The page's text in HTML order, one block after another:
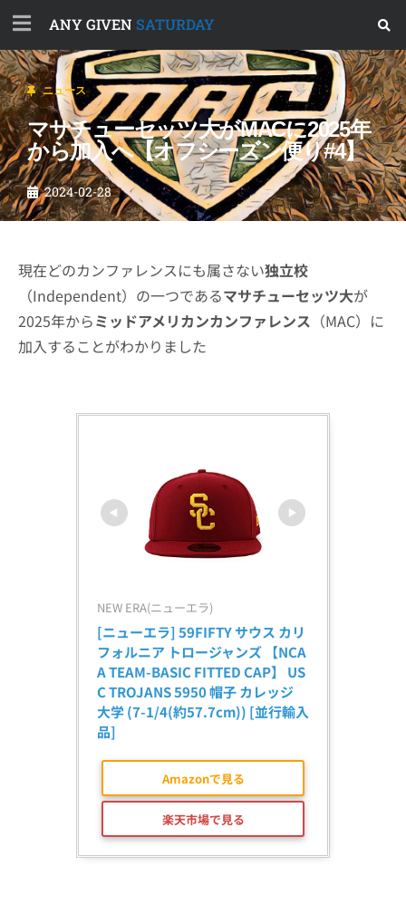
ANY GIVEN SATURDAY
ニュース
マサチューセッツ大がMACに2025年
から加入へ【オフシーズン便り#4】
2024-02-28
現在どのカンファレンスにも属さない独立校
（Independent）の一つであるマサチューセッツ大が
2025年からミッドアメリカンカンファレンス （MAC）に
加入することがわかりました
NEW ERA(ニューエラ)
[ニューエラ] 59FIFTY サウス カリ
フォルニア トロージャンズ 【NCA
A TEAM-BASIC FITTED CAP】 US
C TROJANS 5950 帽子 カレッジ
大学 (7-1/4(約57.7cm)) [並行輸入
品]
Amazonで見る
楽天市場で見る